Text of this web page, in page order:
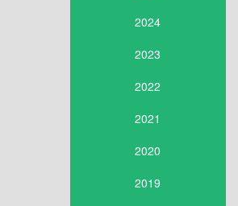
2024
2023
2022
2021
2020
2019